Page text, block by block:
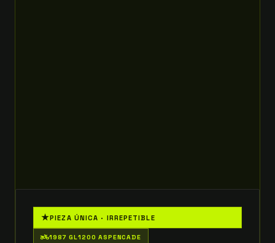
★PIEZA ÚNICA · IRREPETIBLE
two_wheeler1987 GL1200 ASPENCADE